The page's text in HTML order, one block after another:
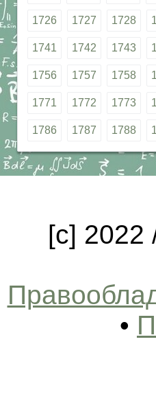
1726 1727 1728
1741 1742 1743
1756 1757 1758
1771 1772 1773
1786 1787 1788
[c] 2022
•